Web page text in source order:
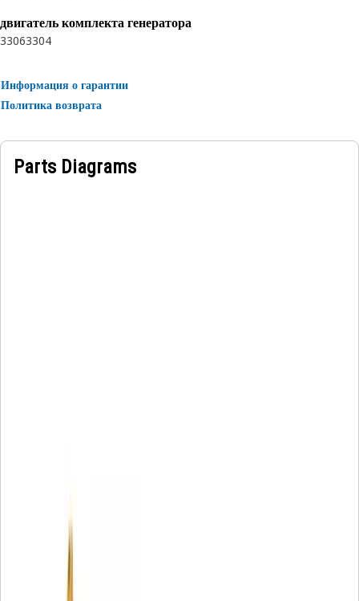
двигатель комплекта генератора
33063304
Информация о гарантии
Политика возврата
Parts Diagrams